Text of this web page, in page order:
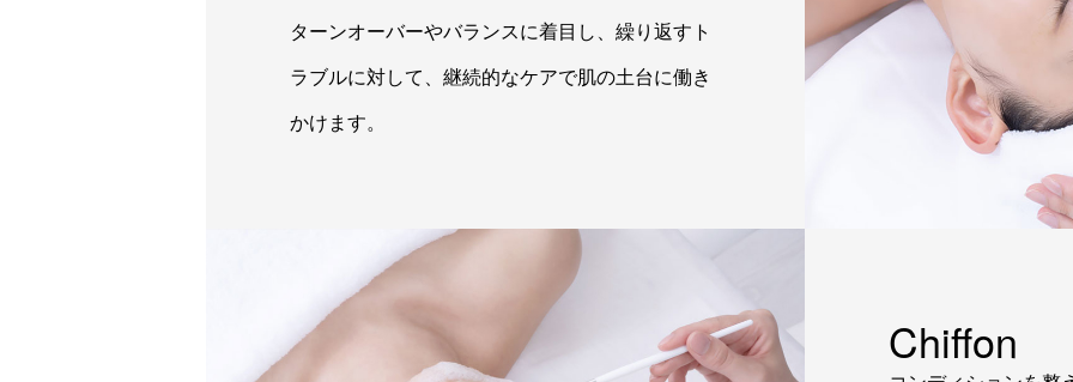
ターンオーバーやバランスに着目し、繰り返すト
ラブルに対して、継続的なケアで肌の土台に働き
かけます。
Chiffon